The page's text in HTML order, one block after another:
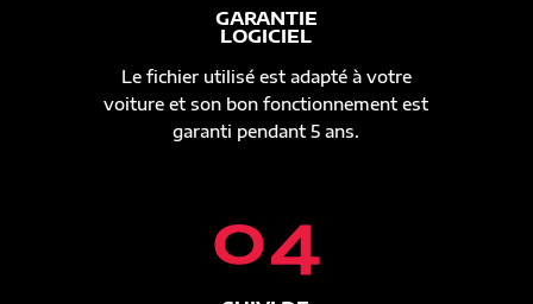
GARANTIE
LOGICIEL
Le fichier utilisé est adapté à votre
voiture et son bon fonctionnement est
garanti pendant 5 ans.
04